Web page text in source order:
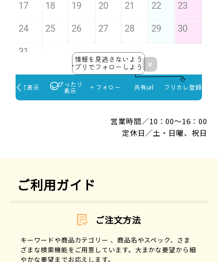
営業時間／10：00～16：00
定休日／土・日曜、祝日
ご利用ガイド
ご注文方法
キーワードや商品カテゴリー 、商品名やスペック、さま
ざまな検索機能をご用意しています。大まかな要望から細
やかな要望までお応えします。